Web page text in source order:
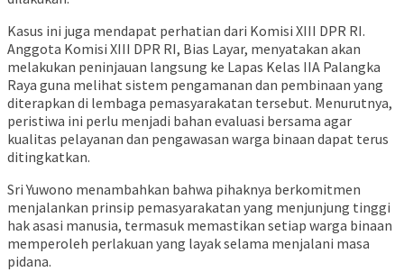
Kasus ini juga mendapat perhatian dari Komisi XIII DPR RI.
Anggota Komisi XIII DPR RI, Bias Layar, menyatakan akan
melakukan peninjauan langsung ke Lapas Kelas IIA Palangka
Raya guna melihat sistem pengamanan dan pembinaan yang
diterapkan di lembaga pemasyarakatan tersebut. Menurutnya,
peristiwa ini perlu menjadi bahan evaluasi bersama agar
kualitas pelayanan dan pengawasan warga binaan dapat terus
ditingkatkan.
Sri Yuwono menambahkan bahwa pihaknya berkomitmen
menjalankan prinsip pemasyarakatan yang menjunjung tinggi
hak asasi manusia, termasuk memastikan setiap warga binaan
memperoleh perlakuan yang layak selama menjalani masa
pidana.